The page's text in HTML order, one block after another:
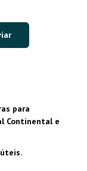
para
Continental e